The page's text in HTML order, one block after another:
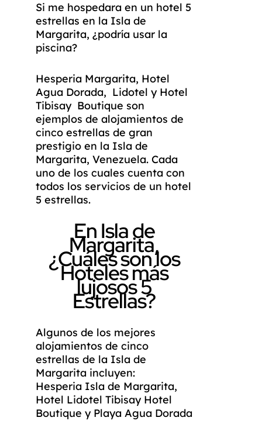
Si me hospedara en un hotel 5
estrellas en la Isla de
Margarita, ¿podría usar la
piscina?
Hesperia Margarita, Hotel
Agua Dorada, Lidotel y Hotel
Tibisay Boutique son
ejemplos de alojamientos de
cinco estrellas de gran
prestigio en la Isla de
Margarita, Venezuela. Cada
uno de los cuales cuenta con
todos los servicios de un hotel
5 estrellas.
En Isla de
Margarita,
¿Cuáles son los
Hoteles más
lujosos 5
Estrellas?
Algunos de los mejores
alojamientos de cinco
estrellas de la Isla de
Margarita incluyen:
Hesperia Isla de Margarita,
Hotel Lidotel Tibisay Hotel
Boutique y Playa Agua Dorada